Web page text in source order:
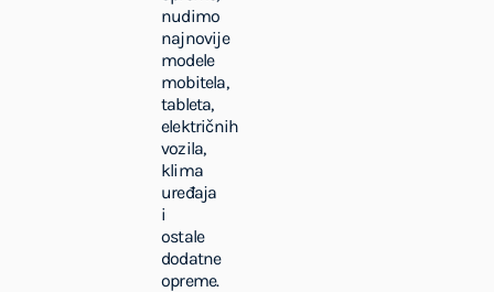
nudimo
najnovije
modele
mobitela,
tableta,
električnih
vozila,
klima
uređaja
i
ostale
dodatne
opreme.